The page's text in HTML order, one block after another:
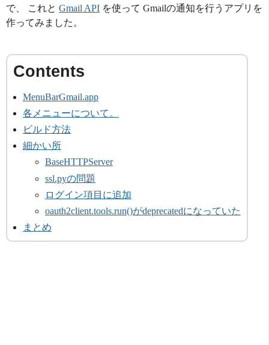
で、 これと Gmail API を使って Gmailの通知を行うアプリを
作ってみました。
MenuBarGmail.app
各メニューについて。
ビルド方法
細かい所
BaseHTTPServer
ssl.pyの問題
ログイン項目に追加
oauth2client.tools.run()がdeprecatedになっていた
まとめ